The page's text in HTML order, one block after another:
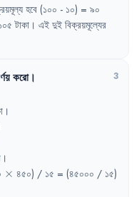
হবে (১০০ - ১০) = ৯০
টাকা । এই দুই বিক্রয়মূল্যের
করো। 3
।
।
\times
× ৪৫০) / ১৫ = (৪৫০০০ / ১৫)